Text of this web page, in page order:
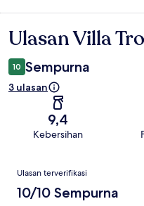
Ulasan
Ulasan Villa
10 Sempurna
3 ulasan
9,4
Kebersihan
Ulasan
Ulasan terverifikasi
10/10 Sempurna